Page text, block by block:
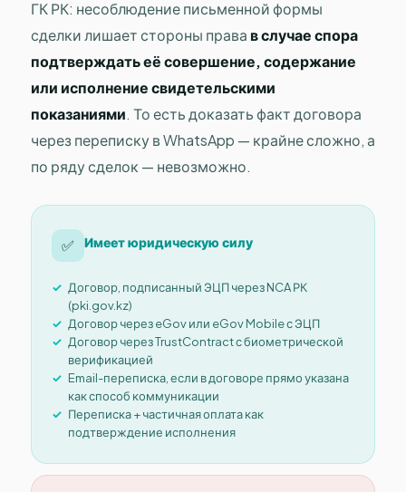
ГК РК: несоблюдение письменной формы
сделки лишает стороны права в случае спора
подтверждать её совершение, содержание
или исполнение свидетельскими
показаниями. То есть доказать факт договора
через переписку в WhatsApp — крайне сложно, а
по ряду сделок — невозможно.
✅ Имеет юридическую силу
Договор, подписанный ЭЦП через NCA РК
(pki.gov.kz)
Договор через eGov или eGov Mobile с ЭЦП
Договор через TrustContract с биометрической
верификацией
Email-переписка, если в договоре прямо указана
как способ коммуникации
Переписка + частичная оплата как
подтверждение исполнения